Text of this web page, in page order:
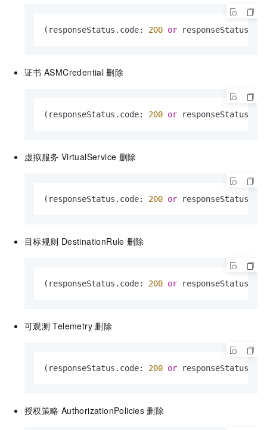
(responseStatus.code: 200 or
证书 ASMCredential 删除
(responseStatus.code: 200 or
虚拟服务 VirtualService 删除
(responseStatus.code: 200 or
目标规则 DestinationRule 删除
(responseStatus.code: 200 or
可观测 Telemetry 删除
(responseStatus.code: 200 or
授权策略 AuthorizationPolicies 删除